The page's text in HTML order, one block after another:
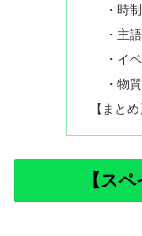
・時
・主
・イ
・物
【まとめ
【ス